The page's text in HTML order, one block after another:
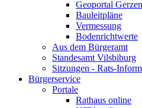
Geoportal Gerzen
Bauleitpläne
Vermessung
Bodenrichtwerte
Aus dem Bürgeramt
Standesamt Vilsbiburg
Sitzungen - Rats-
Bürgerservice
Portale
Rathaus online